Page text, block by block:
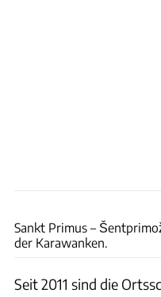
Sankt Primus –
der Karawanken.
Seit 2011 sind die